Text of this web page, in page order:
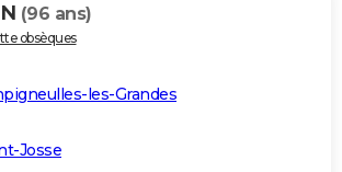
(96 ans)
obsèques
les-Grandes
Josse